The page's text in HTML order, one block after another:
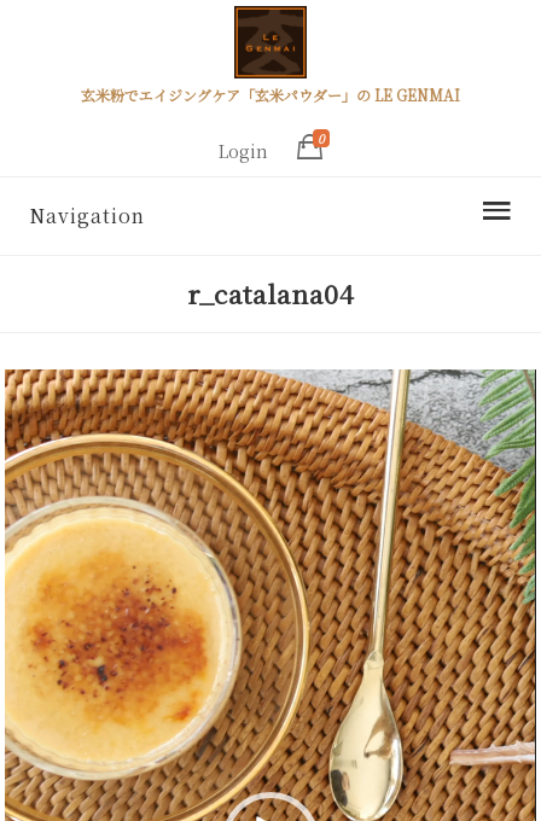
玄米粉でエイジングケア「玄米パウダー」の LE GENMAI
Login
0
Navigation
r_catalana04
動
画
プ
レ
ー
ヤ
ー